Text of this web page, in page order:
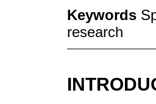
Keywords
research